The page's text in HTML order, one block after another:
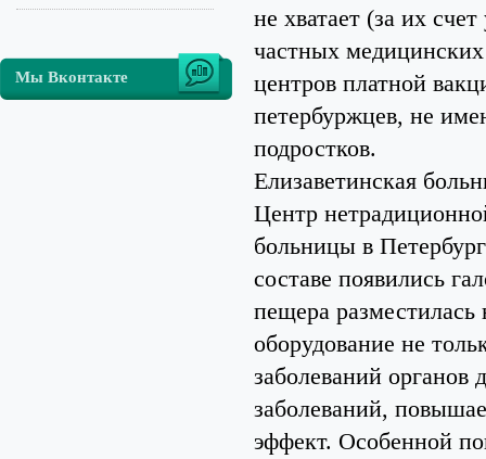
Мы Вконтакте
не хватает (за их
частных
центров платной
петербуржцев, не
подростков.
Елизаветинская
Центр
больницы в
составе появились
пещера
оборудование не
заболеваний
заболеваний,
эффект. Особенной